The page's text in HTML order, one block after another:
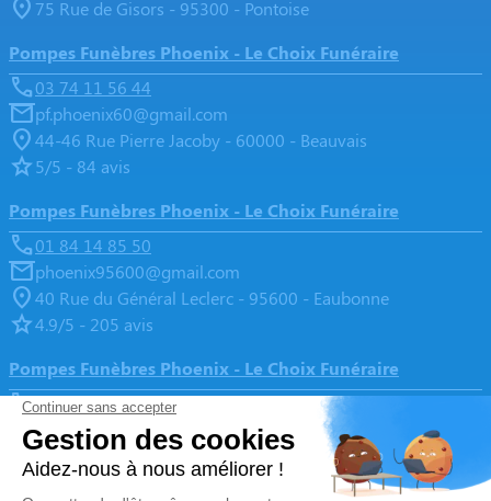
75 Rue de Gisors - 95300 - Pontoise
Pompes Funèbres Phoenix - Le Choix Funéraire
03 74 11 56 44
pf.phoenix60@gmail.com
44-46 Rue Pierre Jacoby - 60000 - Beauvais
5/5 - 84 avis
Pompes Funèbres Phoenix - Le Choix Funéraire
01 84 14 85 50
phoenix95600@gmail.com
40 Rue du Général Leclerc - 95600 - Eaubonne
4.9/5 - 205 avis
Pompes Funèbres Phoenix - Le Choix Funéraire
01 86 61 17 12
pf.phoenix95@gmail.com
32 Rue du Général Leclerc - 95310 - Saint-Ouen-l'Aumône
4.9/5 - 133 avis